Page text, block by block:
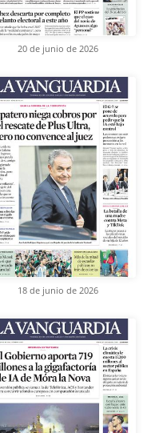
20 de junio de 2026
18 de junio de 2026